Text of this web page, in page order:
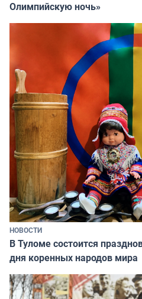
Олимпийскую ночь»
НОВОСТИ
В Туломе состоится
дня коренных народов мира